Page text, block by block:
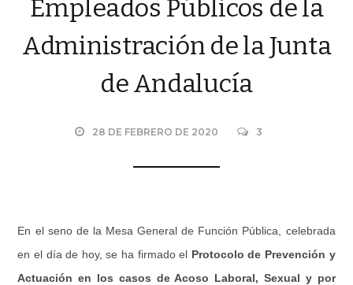
Empleados Públicos de la
Administración de la Junta
de Andalucía
28 DE FEBRERO DE 2020 3
En el seno de la Mesa General de Función Pública, celebrada
en el día de hoy, se ha firmado el Protocolo de Prevención y
Actuación en los casos de Acoso Laboral, Sexual y por